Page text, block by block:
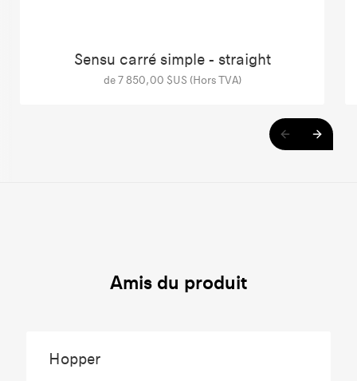
Sensu carré simple - straight
de 7 850,00 $US (Hors TVA)
Amis du produit
Hopper